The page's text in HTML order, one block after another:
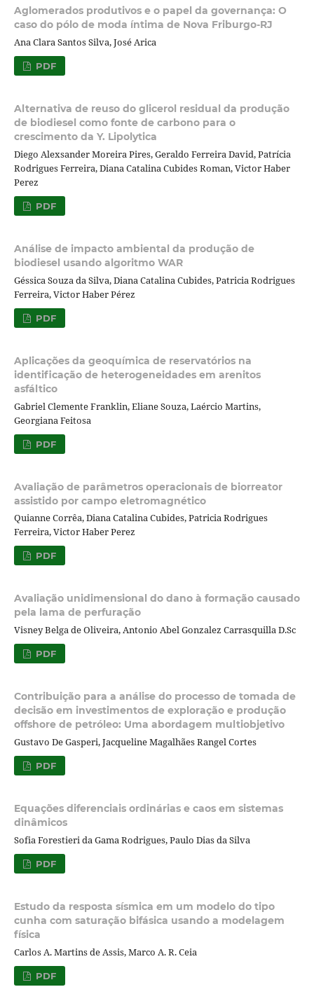
Aglomerados produtivos e o papel da governança: O
caso do pólo de moda íntima de Nova Friburgo-RJ
Ana Clara Santos Silva, José Arica
PDF
Alternativa de reuso do glicerol residual da produção
de biodiesel como fonte de carbono para o
crescimento da Y. Lipolytica
Diego Alexsander Moreira Pires, Geraldo Ferreira David, Patrícia
Rodrigues Ferreira, Diana Catalina Cubides Roman, Victor Haber
Perez
PDF
Análise de impacto ambiental da produção de
biodiesel usando algoritmo WAR
Géssica Souza da Silva, Diana Catalina Cubides, Patricia Rodrigues
Ferreira, Victor Haber Pérez
PDF
Aplicações da geoquímica de reservatórios na
identificação de heterogeneidades em arenitos
asfáltico
Gabriel Clemente Franklin, Eliane Souza, Laércio Martins,
Georgiana Feitosa
PDF
Avaliação de parâmetros operacionais de biorreator
assistido por campo eletromagnético
Quianne Corrêa, Diana Catalina Cubides, Patricia Rodrigues
Ferreira, Victor Haber Perez
PDF
Avaliação unidimensional do dano à formação causado
pela lama de perfuração
Visney Belga de Oliveira, Antonio Abel Gonzalez Carrasquilla D.Sc
PDF
Contribuição para a análise do processo de tomada de
decisão em investimentos de exploração e produção
offshore de petróleo: Uma abordagem multiobjetivo
Gustavo De Gasperi, Jacqueline Magalhães Rangel Cortes
PDF
Equações diferenciais ordinárias e caos em sistemas
dinâmicos
Sofia Forestieri da Gama Rodrigues, Paulo Dias da Silva
PDF
Estudo da resposta sísmica em um modelo do tipo
cunha com saturação bifásica usando a modelagem
física
Carlos A. Martins de Assis, Marco A. R. Ceia
PDF